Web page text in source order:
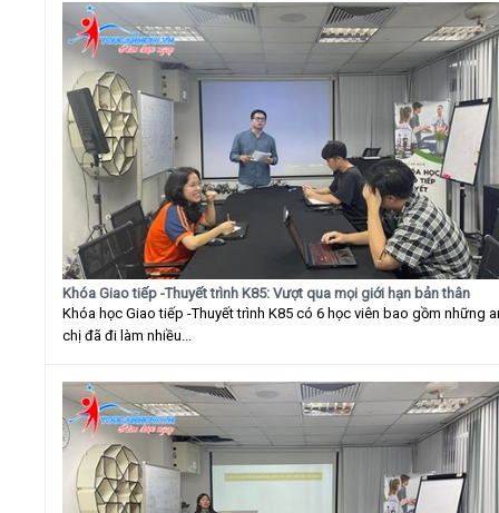
Khóa Giao tiếp -Thuyết trình K85: Vượt qua mọi giới hạn bản thân
Khóa học Giao tiếp -Thuyết trình K85 có 6 học viên bao gồm những
chị đã đi làm nhiều...